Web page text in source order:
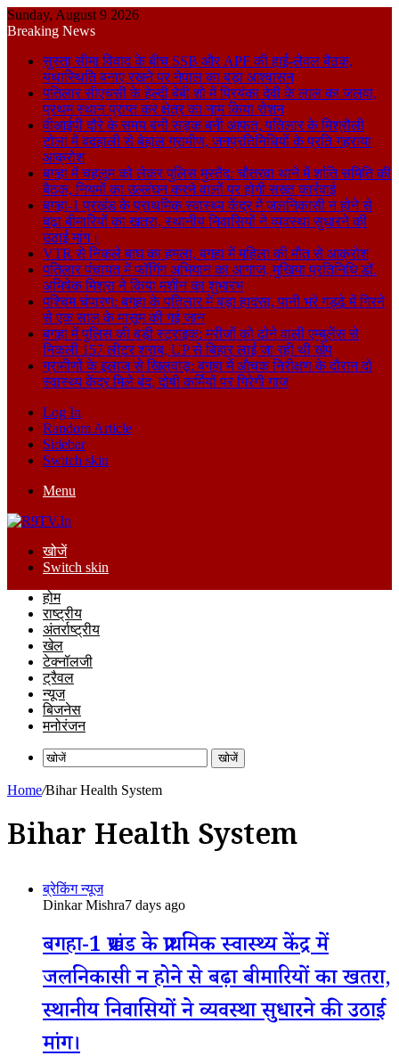
Sunday, August 9 2026
Breaking News
सुस्ता सीमा विवाद के बीच SSB और APF की हाई-लेवल बैठक,
यथास्थिति बनाए रखने पर नेपाल का बड़ा आश्वासन
पतिलार सीएचसी के हेल्दी बेबी शो में प्रियंका देवी के लाल का जलवा,
प्रथम स्थान प्राप्त कर क्षेत्र का नाम किया रोशन
वीआईपी दौरे के समय बनी सड़क बनी आफत, पतिलार के मिश्रौली
टोला में बदहाली से बेहाल ग्रामीण, जनप्रतिनिधियों के प्रति गहराया
आक्रोश
बगहा में चहलूम को लेकर पुलिस मुस्तैद: चौतरवा थाने में शांति समिति की
बैठक, नियमों का उल्लंघन करने वालों पर होगी सख्त कार्रवाई
बगहा-1 प्रखंड के प्राथमिक स्वास्थ्य केंद्र में जलनिकासी न होने से
बढ़ा बीमारियों का खतरा, स्थानीय निवासियों ने व्यवस्था सुधारने की
उठाई मांग।
VTR से निकले बाघ का हमला, बगहा में महिला की मौत से आक्रोश
पतिलार पंचायत में फॉगिंग अभियान का आगाज, मुखिया प्रतिनिधि डॉ.
अभिषेक मिश्रा ने किया मशीन का शुभारंभ
पश्चिम चंपारण: बगहा के पतिलार में बड़ा हादसा, पानी भरे गड्ढे में गिरने
से एक साल के मासूम की गई जान
बगहा में पुलिस की बड़ी स्ट्राइक: मरीजों को ढोने वाली एम्बुलेंस से
निकली 157 लीटर शराब, UP से बिहार लाई जा रही थी खेप
ग्रामीणों के इलाज से खिलवाड़: बगहा में औचक निरीक्षण के दौरान दो
स्वास्थ्य केंद्र मिले बंद, दोषी कर्मियों पर गिरेगी गाज
Log In
Random Article
Sidebar
Switch skin
Menu
खोजें
Switch skin
होम
राष्ट्रीय
अंतर्राष्ट्रीय
खेल
टेक्नॉलजी
ट्रैवल
न्यूज
बिजनेस
मनोरंजन
खोजें
Home/Bihar Health System
Bihar Health System
ब्रेकिंग न्यूज
Dinkar Mishra7 days ago
बगहा-1 प्रखंड के प्राथमिक स्वास्थ्य केंद्र में
जलनिकासी न होने से बढ़ा बीमारियों का खतरा,
स्थानीय निवासियों ने व्यवस्था सुधारने की उठाई
मांग।